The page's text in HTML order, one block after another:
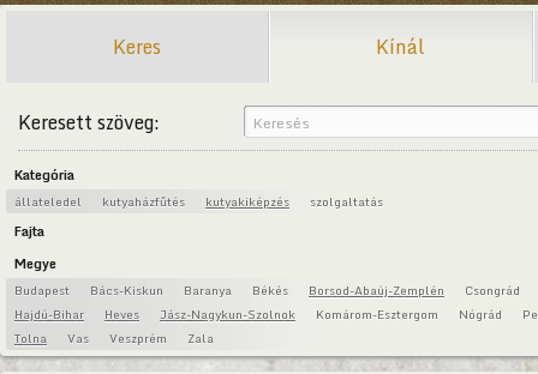
Keres Kínál
Keresett szöveg:
Kategória
állateledel kutyaházfűtés kutyakiképzés szolgaltatás
Fajta
Megye
Budapest Bács-Kiskun Baranya Békés Borsod-Abaúj-Zemplén
Csongrád
Hajdú-Bihar
Heves Jász-Nagykun-Szolnok Komárom-Esztergom Nógrád
Tolna
Vas Veszprém Zala